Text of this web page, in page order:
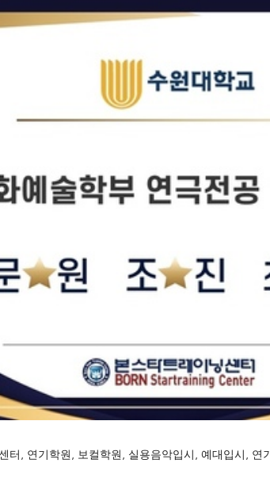
터 연기학원 보컬학원 실용음악입시 예대입시 연기